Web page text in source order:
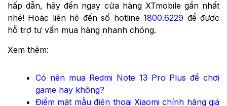
hấp dẫn, hãy đến ngay cửa hàng XTmobile gần nhất
nhé! Hoặc liên hệ đến số hotline1800.6229 để được
hỗ trợ tư vấn mua hàng nhanh chóng.
Xem thêm:
Có nên mua Redmi Note 13 Pro Plus để chơi
game hay không?
Điểm mặt mẫu điện thoại Xiaomi chính hãng giá